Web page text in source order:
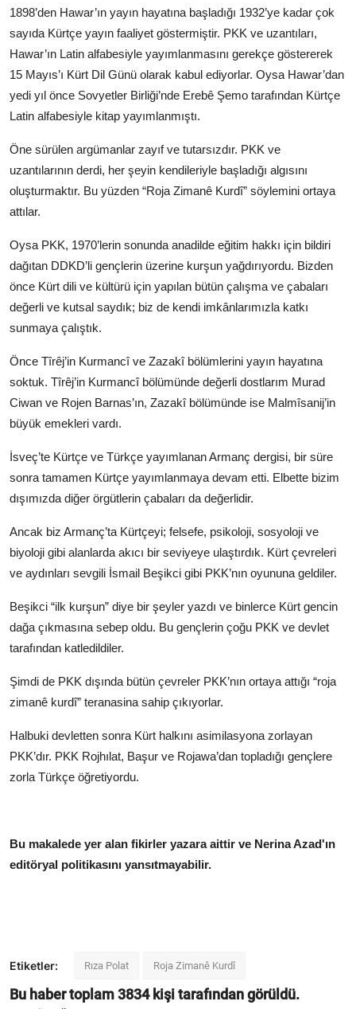
1898’den Hawar’ın yayın hayatına başladığı 1932’ye kadar çok
sayıda Kürtçe yayın faaliyet göstermiştir. PKK ve uzantıları,
Hawar’ın Latin alfabesiyle yayımlanmasını gerekçe göstererek
15 Mayıs’ı Kürt Dil Günü olarak kabul ediyorlar. Oysa Hawar’dan
yedi yıl önce Sovyetler Birliği’nde Erebê Şemo tarafından Kürtçe
Latin alfabesiyle kitap yayımlanmıştı.
Öne sürülen argümanlar zayıf ve tutarsızdır. PKK ve
uzantılarının derdi, her şeyin kendileriyle başladığı algısını
oluşturmaktır. Bu yüzden “Roja Zimanê Kurdî” söylemini ortaya
attılar.
Oysa PKK, 1970’lerin sonunda anadilde eğitim hakkı için bildiri
dağıtan DDKD’li gençlerin üzerine kurşun yağdırıyordu. Bizden
önce Kürt dili ve kültürü için yapılan bütün çalışma ve çabaları
değerli ve kutsal saydık; biz de kendi imkânlarımızla katkı
sunmaya çalıştık.
Önce Tîrêj’in Kurmancî ve Zazakî bölümlerini yayın hayatına
soktuk. Tîrêj’in Kurmancî bölümünde değerli dostlarım Murad
Ciwan ve Rojen Barnas’ın, Zazakî bölümünde ise Malmîsanij’in
büyük emekleri vardı.
İsveç’te Kürtçe ve Türkçe yayımlanan Armanç dergisi, bir süre
sonra tamamen Kürtçe yayımlanmaya devam etti. Elbette bizim
dışımızda diğer örgütlerin çabaları da değerlidir.
Ancak biz Armanç’ta Kürtçeyi; felsefe, psikoloji, sosyoloji ve
biyoloji gibi alanlarda akıcı bir seviyeye ulaştırdık. Kürt çevreleri
ve aydınları sevgili İsmail Beşikci gibi PKK’nın oyununa geldiler.
Beşikci “ilk kurşun” diye bir şeyler yazdı ve binlerce Kürt gencin
dağa çıkmasına sebep oldu. Bu gençlerin çoğu PKK ve devlet
tarafından katledildiler.
Şimdi de PKK dışında bütün çevreler PKK’nın ortaya attığı “roja
zimanê kurdî” teranasina sahip çıkıyorlar.
Halbuki devletten sonra Kürt halkını asimilasyona zorlayan
PKK’dır. PKK Rojhılat, Başur ve Rojawa’dan topladığı gençlere
zorla Türkçe öğretiyordu.
Bu makalede yer alan fikirler yazara aittir ve Nerina Azad'ın
editöryal politikasını yansıtmayabilir.
Etiketler: Rıza Polat Roja Zimanê Kurdî
Bu haber toplam3834kişi tarafından görüldü.